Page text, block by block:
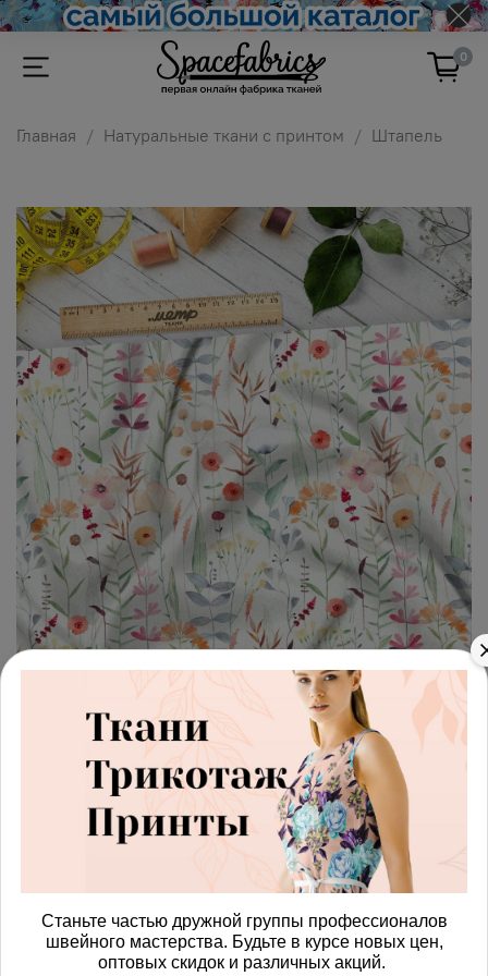
0
Главная Натуральные ткани с принтом Штапель
арт.4287620_shtapel
Ткань штапель акварельные
листочки с цветами
Получить доступ к оптовым ценам
В корзину
Станьте частью дружной группы профессионалов
швейного мастерства. Будьте в курсе новых цен,
оптовых скидок и различных акций.